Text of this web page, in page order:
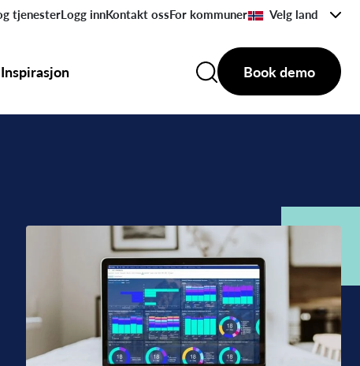
tjenesterLogg innKontakt ossFor kommuner Velg land
Inspirasjon Book demo